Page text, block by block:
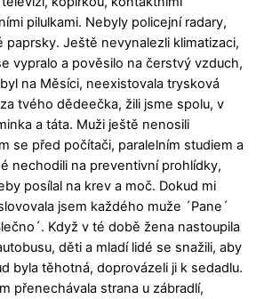
pilulkami. Nebyly policejní radary,
paprsky. Ještě nevynalezli klimatizaci,
vypralo a pověsilo na čerstvý vzduch,
na Měsíci, neexistovala trysková
tvého dědeečka, žili jsme spolu, v
a táta. Muži ještě nenosili
se před počítači, paralelním studiem a
nechodili na preventivní prohlídky,
posílal na krev a moč. Dokud mi
jsem každého muže ´Pane´
Když v té době žena nastoupila
děti a mladí lidé se snažili, aby
byla těhotná, doprovázeli ji k sedadlu.
přenechávala strana u zábradlí,